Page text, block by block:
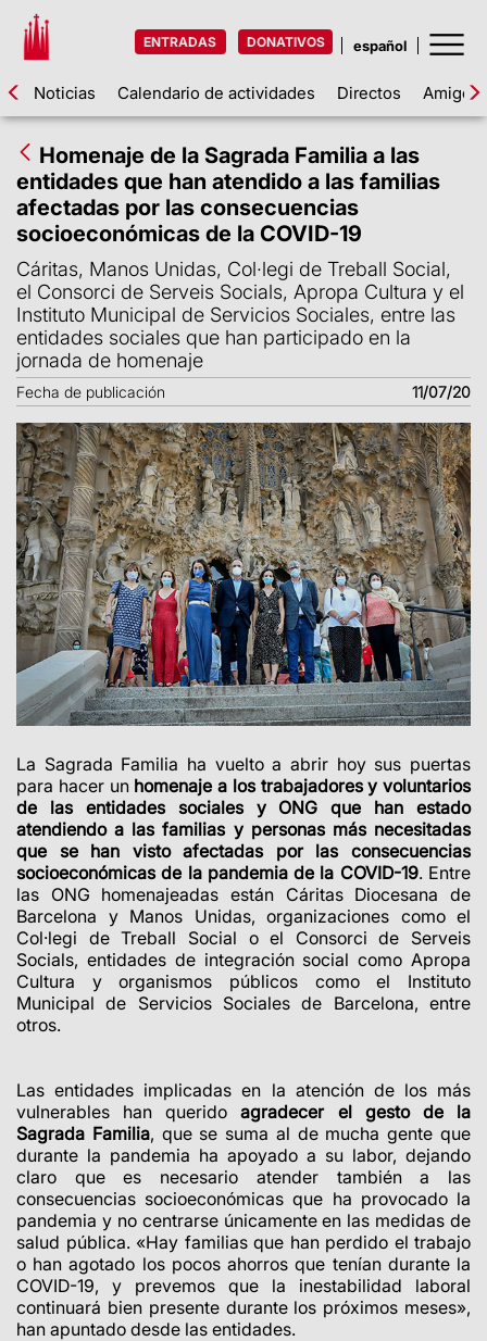
ENTRADAS DONATIVOS
Noticias Calendario de actividades Directos Amigos
Homenaje de la Sagrada Familia a las
entidades que han atendido a las familias
afectadas por las consecuencias
socioeconómicas de la COVID-19
Cáritas, Manos Unidas, Col·legi de Treball Social,
el Consorci de Serveis Socials, Apropa Cultura y el
Instituto Municipal de Servicios Sociales, entre las
entidades sociales que han participado en la
jornada de homenaje
Fecha de publicación 11/07/20
La Sagrada Familia ha vuelto a abrir hoy sus puertas
para hacer un homenaje a los trabajadores y voluntarios
de las entidades sociales y ONG que han estado
atendiendo a las familias y personas más necesitadas
que se han visto afectadas por las consecuencias
socioeconómicas de la pandemia de la COVID-19. Entre
las ONG homenajeadas están Cáritas Diocesana de
Barcelona y Manos Unidas, organizaciones como el
Col·legi de Treball Social o el Consorci de Serveis
Socials, entidades de integración social como Apropa
Cultura y organismos públicos como el Instituto
Municipal de Servicios Sociales de Barcelona, entre
otros.
Las entidades implicadas en la atención de los más
vulnerables han queridoagradecer el gesto de la
Sagrada Familia, que se suma al de mucha gente que
durante la pandemia ha apoyado a su labor, dejando
claro que es necesario atender también a las
consecuencias socioeconómicas que ha provocado la
pandemia y no centrarse únicamente en las medidas de
salud pública. «Hay familias que han perdido el trabajo
o han agotado los pocos ahorros que tenían durante la
COVID-19, y prevemos que la inestabilidad laboral
continuará bien presente durante los próximos meses»,
han apuntado desde las entidades.